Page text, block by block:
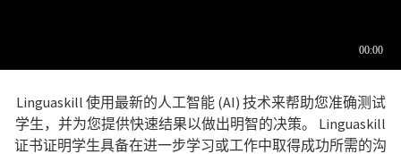
Linguaskill 使用最新的人工智能 (AI) 技术来帮助您准确测试
学生，并为您提供快速结果以做出明智的决策。 Linguaskill
证书证明学生具备在进一步学习或工作中取得成功所需的沟